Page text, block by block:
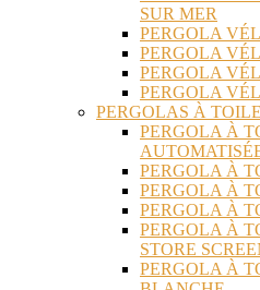
SUR MER
PERGOLA
PERGOLA
PERGOLA
PERGOLA
PERGOLAS À
PERGOLA À
PERGOLA À
PERGOLA À
PERGOLA À
PERGOLA À
STORE
PERGOLA À